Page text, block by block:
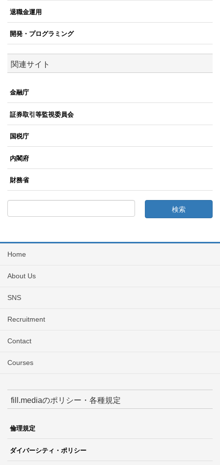
退職金運用
開発・プログラミング
関連サイト
金融庁
証券取引等監視委員会
国税庁
内閣府
財務省
Home
About Us
SNS
Recruitment
Contact
Courses
fill.mediaのポリシー・各種規定
倫理規定
ダイバーシティ・ポリシー